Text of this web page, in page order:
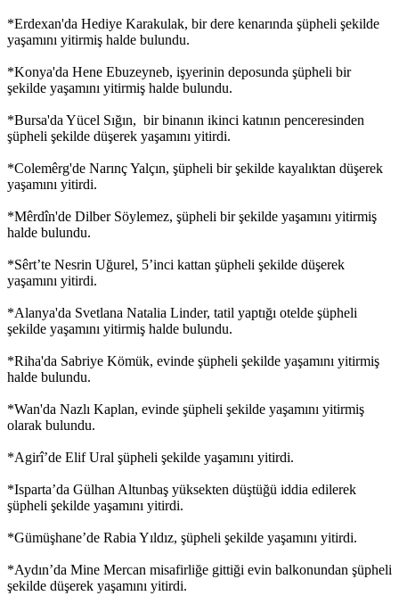
*Erdexan'da Hediye Karakulak, bir dere kenarında şüpheli şekilde
yaşamını yitirmiş halde bulundu.
*Konya'da Hene Ebuzeyneb, işyerinin deposunda şüpheli bir
şekilde yaşamını yitirmiş halde bulundu.
*Bursa'da Yücel Sığın, bir binanın ikinci katının penceresinden
şüpheli şekilde düşerek yaşamını yitirdi.
*Colemêrg'de Narınç Yalçın, şüpheli bir şekilde kayalıktan düşerek
yaşamını yitirdi.
*Mêrdîn'de Dilber Söylemez, şüpheli bir şekilde yaşamını yitirmiş
halde bulundu.
*Sêrt’te Nesrin Uğurel, 5’inci kattan şüpheli şekilde düşerek
yaşamını yitirdi.
*Alanya'da Svetlana Natalia Linder, tatil yaptığı otelde şüpheli
şekilde yaşamını yitirmiş halde bulundu.
*Riha'da Sabriye Kömük, evinde şüpheli şekilde yaşamını yitirmiş
halde bulundu.
*Wan'da Nazlı Kaplan, evinde şüpheli şekilde yaşamını yitirmiş
olarak bulundu.
*Agirî’de Elif Ural şüpheli şekilde yaşamını yitirdi.
*Isparta’da Gülhan Altunbaş yüksekten düştüğü iddia edilerek
şüpheli şekilde yaşamını yitirdi.
*Gümüşhane’de Rabia Yıldız, şüpheli şekilde yaşamını yitirdi.
*Aydın’da Mine Mercan misafirliğe gittiği evin balkonundan şüpheli
şekilde düşerek yaşamını yitirdi.